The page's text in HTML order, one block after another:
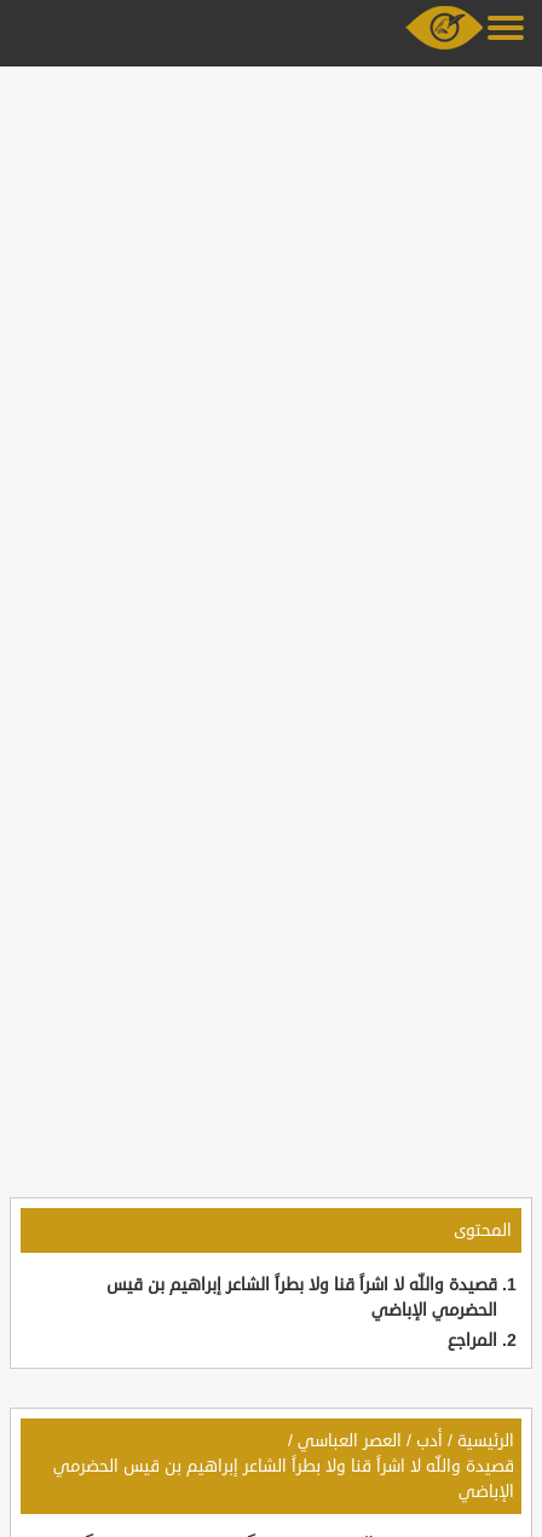
المحتوى
قصيدة واللّه لا اشراً قنا ولا بطراً الشاعر إبراهيم بن قيس
الحضرمي الإباضي
المراجع
الرئيسية / أدب / العصر العباسي /
قصيدة واللّه لا اشراً قنا ولا بطراً الشاعر إبراهيم بن قيس الحضرمي
الإباضي